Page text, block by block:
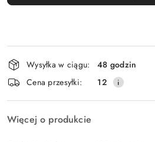
Wyślij
Dostępność
i
dostawa
Wysyłka w ciągu:
48 godzin
Cena przesyłki:
12
Więcej o produkcie